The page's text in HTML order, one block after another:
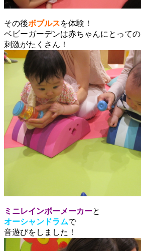
その後ボブルスを体験！
ベビーガーデンは赤ちゃんにとっての
刺激がたくさん！
ミニレインボーメーカーと
オーシャンドラムで
音遊びをしました！